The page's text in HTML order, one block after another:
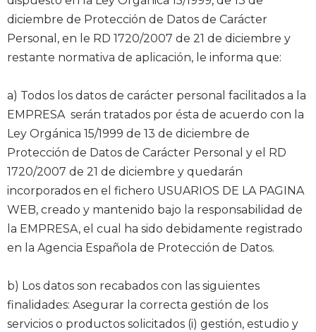
diciembre de Protección de Datos de Carácter
Personal, en le RD 1720/2007 de 21 de diciembre y
restante normativa de aplicación, le informa que:
a) Todos los datos de carácter personal facilitados a la
EMPRESA serán tratados por ésta de acuerdo con la
Ley Orgánica 15/1999 de 13 de diciembre de
Protección de Datos de Carácter Personal y el RD
1720/2007 de 21 de diciembre y quedarán
incorporados en el fichero USUARIOS DE LA PAGINA
WEB, creado y mantenido bajo la responsabilidad de
la EMPRESA, el cual ha sido debidamente registrado
en la Agencia Española de Protección de Datos.
b) Los datos son recabados con las siguientes
finalidades: Asegurar la correcta gestión de los
servicios o productos solicitados (i) gestión, estudio y